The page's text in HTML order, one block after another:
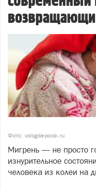
Фото: vologda-poisk.ru
Мигрень — не просто
изнурительное
человека из колеи на